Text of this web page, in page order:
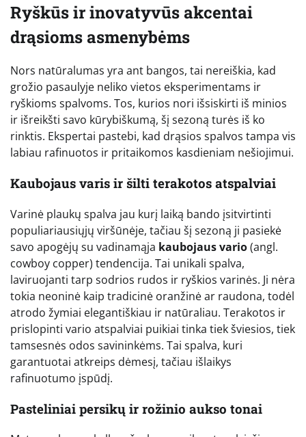
Ryškūs ir inovatyvūs akcentai
drąsioms asmenybėms
Nors natūralumas yra ant bangos, tai nereiškia, kad
grožio pasaulyje neliko vietos eksperimentams ir
ryškioms spalvoms. Tos, kurios nori išsiskirti iš minios
ir išreikšti savo kūrybiškumą, šį sezoną turės iš ko
rinktis. Ekspertai pastebi, kad drąsios spalvos tampa vis
labiau rafinuotos ir pritaikomos kasdieniam nešiojimui.
Kaubojaus varis ir šilti terakotos atspalviai
Varinė plaukų spalva jau kurį laiką bando įsitvirtinti
populiariausiųjų viršūnėje, tačiau šį sezoną ji pasiekė
savo apogėjų su vadinamąja kaubojaus vario(angl.
cowboy copper) tendencija. Tai unikali spalva,
laviruojanti tarp sodrios rudos ir ryškios varinės. Ji nėra
tokia neoninė kaip tradicinė oranžinė ar raudona, todėl
atrodo žymiai elegantiškiau ir natūraliau. Terakotos ir
prislopinti vario atspalviai puikiai tinka tiek šviesios, tiek
tamsesnės odos savininkėms. Tai spalva, kuri
garantuotai atkreips dėmesį, tačiau išlaikys
rafinuotumo įspūdį.
Pasteliniai persikų ir rožinio aukso tonai